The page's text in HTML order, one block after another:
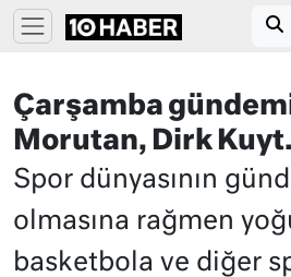
Çarşamba
Morutan, Dirk
Spor dünyasının
olmasına rağmen
basketbola ve diğer